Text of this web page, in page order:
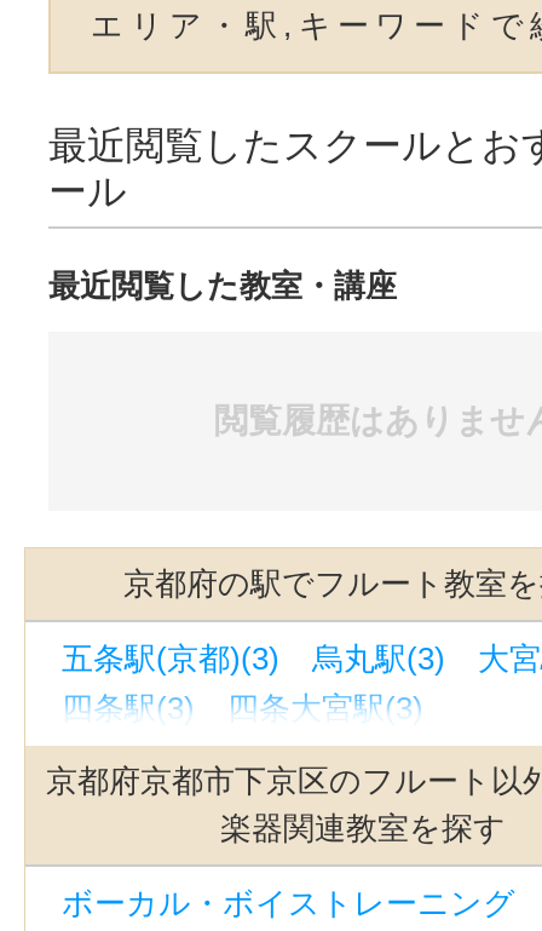
エリア・駅,キーワードで
最近閲覧したスクールとお
ール
最近閲覧した教室・講座
閲覧履歴はありませ
京都府の駅でフルート教室
五条駅(京都)(3) 烏丸駅(3)
大
四条駅(3)
四条大宮駅(3)
京都府京都市下京区のフルート以
楽器関連教室を探す
ボーカル・ボイストレーニング